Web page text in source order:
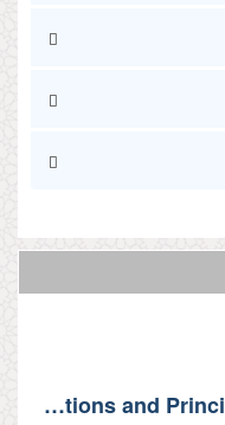
Foundations and Principles of Education in Islam